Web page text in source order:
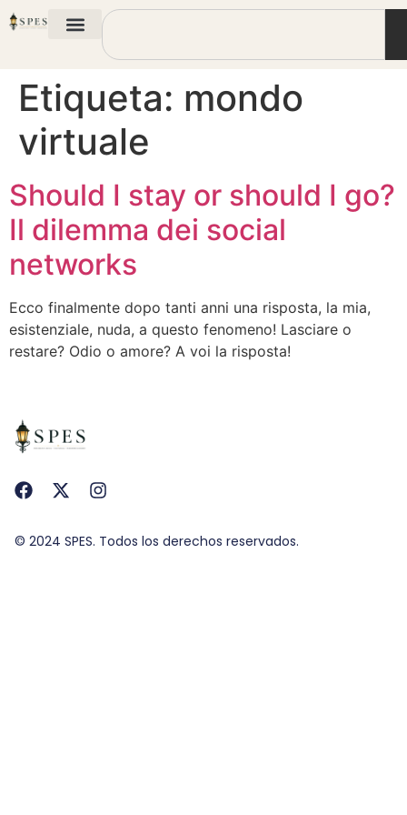
Etiqueta: mondo
virtuale
Should I stay or should I go?
Il dilemma dei social
networks
Ecco finalmente dopo tanti anni una risposta, la mia,
esistenziale, nuda, a questo fenomeno! Lasciare o
restare? Odio o amore? A voi la risposta!
© 2024 SPES. Todos los derechos reservados.